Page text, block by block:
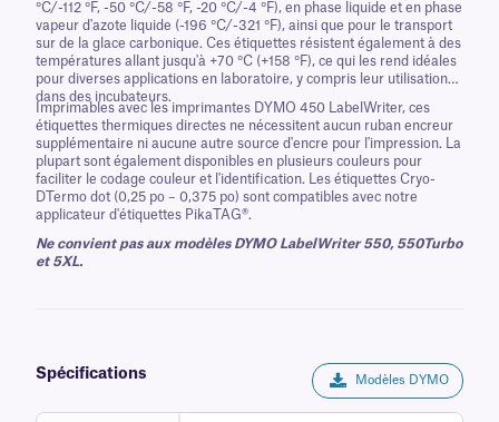
°C/-112 °F, -50 °C/-58 °F, -20 °C/-4 °F), en phase liquide et en phase
vapeur d'azote liquide (-196 °C/-321 °F), ainsi que pour le transport
sur de la glace carbonique. Ces étiquettes résistent également à des
températures allant jusqu'à +70 °C (+158 °F), ce qui les rend idéales
pour diverses applications en laboratoire, y compris leur utilisation
dans des incubateurs.
Imprimables avec les imprimantes DYMO 450 LabelWriter, ces
étiquettes thermiques directes ne nécessitent aucun ruban encreur
supplémentaire ni aucune autre source d'encre pour l'impression. La
plupart sont également disponibles en plusieurs couleurs pour
faciliter le codage couleur et l'identification. Les étiquettes Cryo-
DTermo dot (0,25 po – 0,375 po) sont compatibles avec notre
applicateur d'étiquettes PikaTAG®.
Ne convient pas aux modèles DYMO LabelWriter 550, 550Turbo
et 5XL.
Spécifications Modèles DYMO